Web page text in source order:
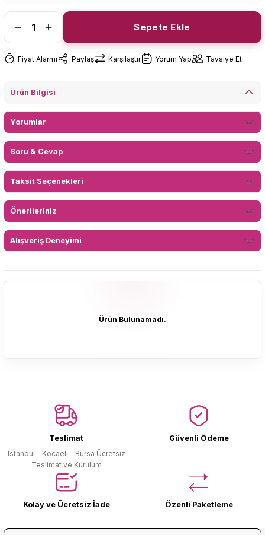
Sepete Ekle
Fiyat Alarmı Paylaş Karşılaştır Yorum Yap Tavsiye Et
Ürün Bilgisi
Yorumlar
Soru & Cevap
Taksit Seçenekleri
Önerileriniz
Alışveriş Deneyimi
Ürün Bulunamadı.
Teslimat
İstanbul - Kocaeli - Bursa Ücretsiz
Teslimat ve Kurulum
Güvenli Ödeme
Kolay ve Ücretsiz İade Özenli Paketleme